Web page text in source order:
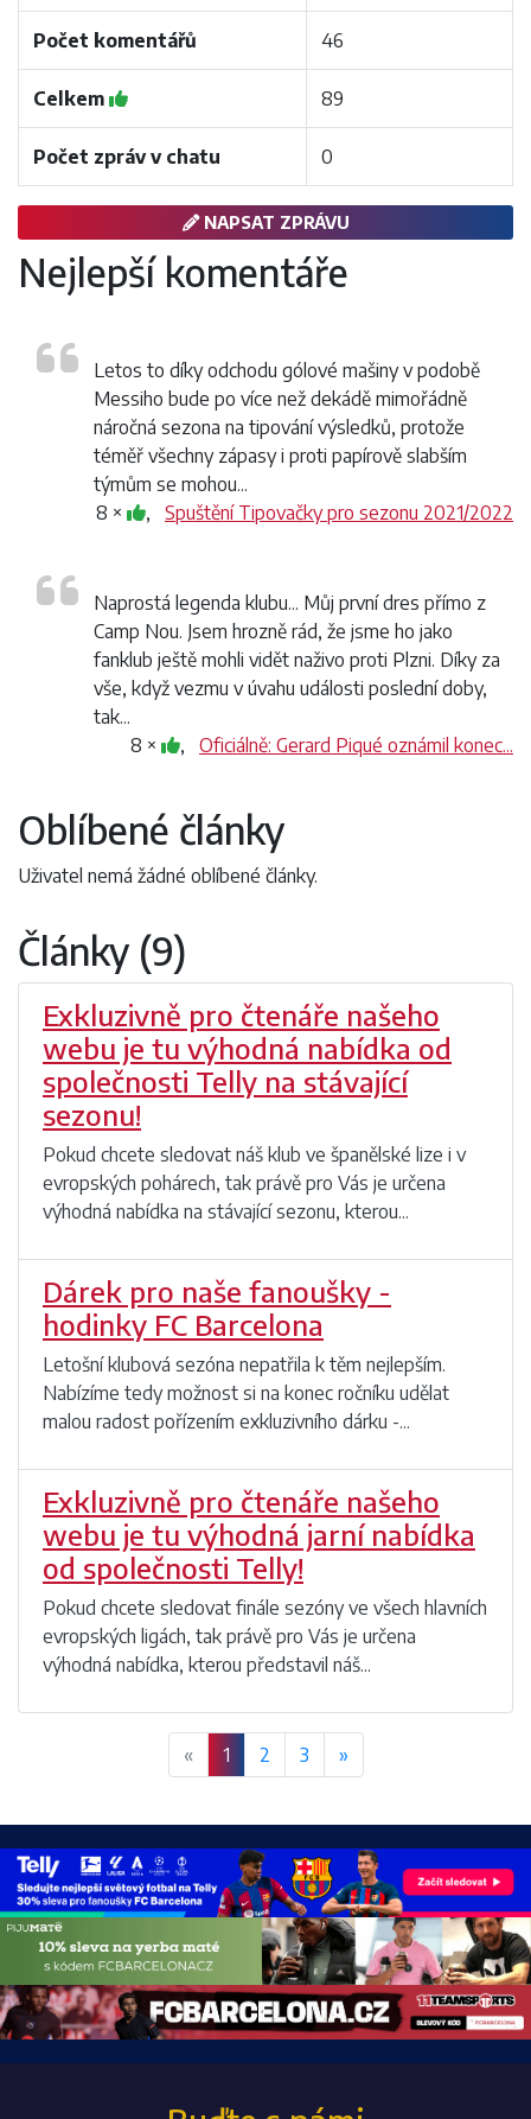
Počet komentářů 46
Celkem 89
Počet zpráv v chatu 0
NAPSAT ZPRÁVU
Nejlepší komentáře
Letos to díky odchodu gólové mašiny v podobě
Messiho bude po více než dekádě mimořádně
náročná sezona na tipování výsledků, protože
téměř všechny zápasy i proti papírově slabším
týmům se mohou...
8 ×
, Spuštění Tipovačky pro sezonu 2021/2022
Naprostá legenda klubu... Můj první dres přímo z
Camp Nou. Jsem hrozně rád, že jsme ho jako
fanklub ještě mohli vidět naživo proti Plzni. Díky za
vše, když vezmu v úvahu události poslední doby,
tak...
8 ×
, Oficiálně: Gerard Piqué oznámil konec...
Oblíbené články
Uživatel nemá žádné oblíbené články.
Články (9)
Exkluzivně pro čtenáře našeho
webu je tu výhodná nabídka od
společnosti Telly na stávající
sezonu!
Pokud chcete sledovat náš klub ve španělské lize i v
evropských pohárech, tak právě pro Vás je určena
výhodná nabídka na stávající sezonu, kterou...
Dárek pro naše fanoušky -
hodinky FC Barcelona
Letošní klubová sezóna nepatřila k těm nejlepším.
Nabízíme tedy možnost si na konec ročníku udělat
malou radost pořízením exkluzivního dárku -...
Exkluzivně pro čtenáře našeho
webu je tu výhodná jarní nabídka
od společnosti Telly!
Pokud chcete sledovat finále sezóny ve všech hlavních
evropských ligách, tak právě pro Vás je určena
výhodná nabídka, kterou představil náš...
« 1 2 3 »